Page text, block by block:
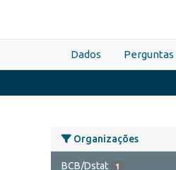
Dados
Organizações
BCB/Dstat 1